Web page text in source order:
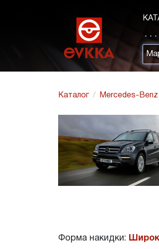
Каталог Mercedes-Benz
Форма накидки: